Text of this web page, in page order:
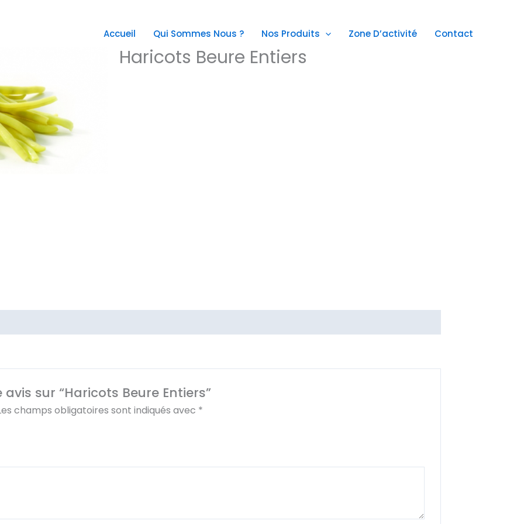
Accueil Qui Sommes Nous ? Nos Produits Zone D’activité Contact
Haricots Beure Entiers
sur “Haricots Beure Entiers”
champs obligatoires sont indiqués avec *